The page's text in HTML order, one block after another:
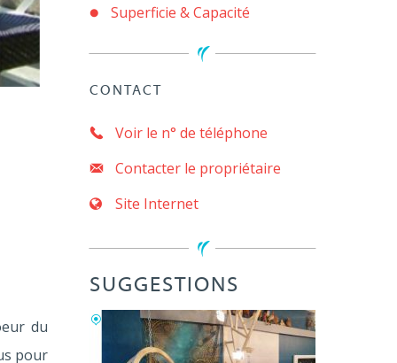
du
pour
Superficie & Capacité
CONTACT
Voir le n° de téléphone
Contacter le propriétaire
Site Internet
SUGGESTIONS
Yssingeaux